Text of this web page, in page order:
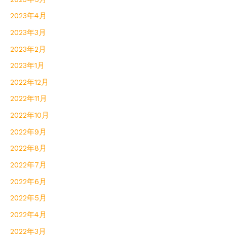
2023年4月
2023年3月
2023年2月
2023年1月
2022年12月
2022年11月
2022年10月
2022年9月
2022年8月
2022年7月
2022年6月
2022年5月
2022年4月
2022年3月